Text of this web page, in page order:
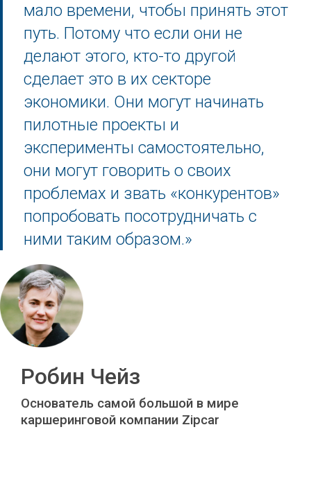
мало времени, чтобы принять этот
путь. Потому что если они не
делают этого, кто-то другой
сделает это в их секторе
экономики. Они могут начинать
пилотные проекты и
эксперименты самостоятельно,
они могут говорить о своих
проблемах и звать «конкурентов»
попробовать посотрудничать с
ними таким образом.»
Робин Чейз
Основатель самой большой в мире
каршеринговой компании Zipcar